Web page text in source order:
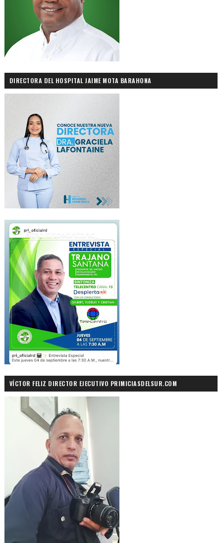
DIRECTORA DEL HOSPITAL JAIME MOTA BARAHONA
VÍCTOR FELIZ DIRECTOR EJECUTIVO PRIMICIASDELSUR.COM